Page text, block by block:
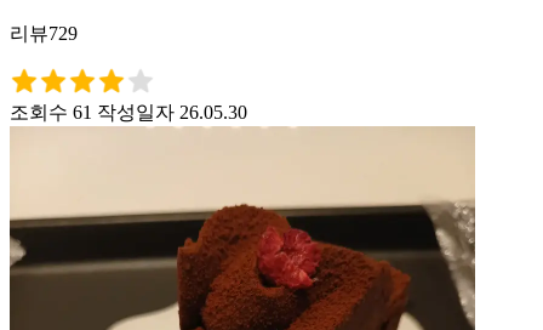
리뷰729
조회수 61 작성일자 26.05.30